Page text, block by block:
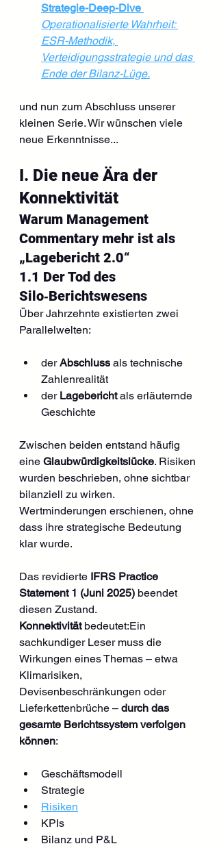
Strategie-Deep-Dive
Operationalisierte Wahrheit:
ESR-Methodik,
Verteidigungsstrategie und das
Ende der Bilanz-Lüge.
und nun zum Abschluss unserer
kleinen Serie. Wir wünschen viele
neue Erkenntnisse...
I. Die neue Ära der
Konnektivität
Warum Management
Commentary mehr ist als
„Lagebericht 2.0“
1.1 Der Tod des
Silo‑Berichtswesens
Über Jahrzehnte existierten zwei
Parallelwelten:
der Abschluss als technische
Zahlenrealität
der Lagebericht als erläuternde
Geschichte
Zwischen beiden entstand häufig
eine Glaubwürdigkeitslücke. Risiken
wurden beschrieben, ohne sichtbar
bilanziell zu wirken.
Wertminderungen erschienen, ohne
dass ihre strategische Bedeutung
klar wurde.
Das revidierte IFRS Practice
Statement 1 (Juni 2025) beendet
diesen Zustand.
Konnektivität bedeutet:Ein
sachkundiger Leser muss die
Wirkungen eines Themas – etwa
Klimarisiken,
Devisenbeschränkungen oder
Lieferkettenbrüche – durch das
gesamte Berichtssystem verfolgen
können:
Geschäftsmodell
Strategie
Risiken
KPIs
Bilanz und P&L